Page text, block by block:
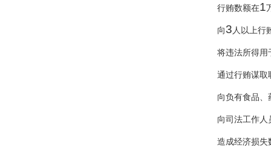
行贿数额在1
向3 人以上行
将违法所得用
通过行贿谋取
向负有食品、
向司法工作人
造成经济损失